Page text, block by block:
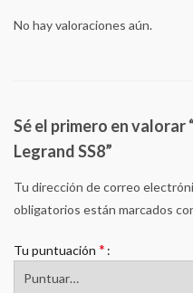
No hay valoraciones aún.
Sé el primero en valorar
Legrand SS8”
Tu dirección de correo
obligatorios están marcados
Tu puntuación *